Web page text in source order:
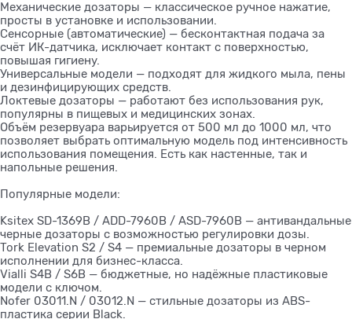
Механические дозаторы — классическое ручное нажатие,
просты в установке и использовании.
Сенсорные (автоматические) — бесконтактная подача за
счёт ИК-датчика, исключает контакт с поверхностью,
повышая гигиену.
Универсальные модели — подходят для жидкого мыла, пены
и дезинфицирующих средств.
Локтевые дозаторы — работают без использования рук,
популярны в пищевых и медицинских зонах.
Объём резервуара варьируется от 500 мл до 1000 мл, что
позволяет выбрать оптимальную модель под интенсивность
использования помещения. Есть как настенные, так и
напольные решения.
Популярные модели:
Ksitex SD-1369B / ADD-7960B / ASD-7960B — антивандальные
черные дозаторы с возможностью регулировки дозы.
Tork Elevation S2 / S4 — премиальные дозаторы в черном
исполнении для бизнес-класса.
Vialli S4B / S6B — бюджетные, но надёжные пластиковые
модели с ключом.
Nofer 03011.N / 03012.N — стильные дозаторы из ABS-
пластика серии Black.